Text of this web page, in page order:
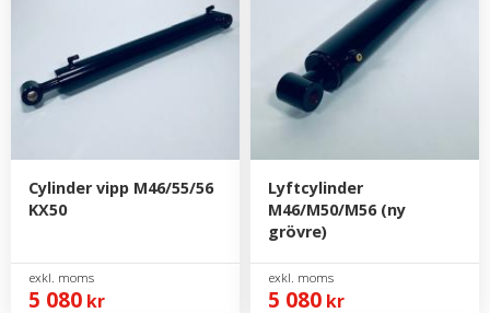
Cylinder vipp M46/55/56
KX50
5 080 kr
Lyftcylinder
M46/M50/M56 (ny
grövre)
5 080 kr